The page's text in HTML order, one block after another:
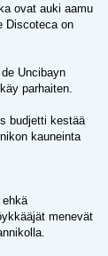
ovat auki aamu
Discoteca on
Uncibayn
parhaiten.
budjetti kestää
kauneinta
menevät